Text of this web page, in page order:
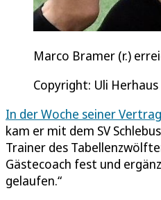
Marco Bramer (r.)
Copyright: Uli Herhaus
In der Woche seiner
kam er mit dem SV
Trainer des
Gästecoach fest und
gelaufen.“